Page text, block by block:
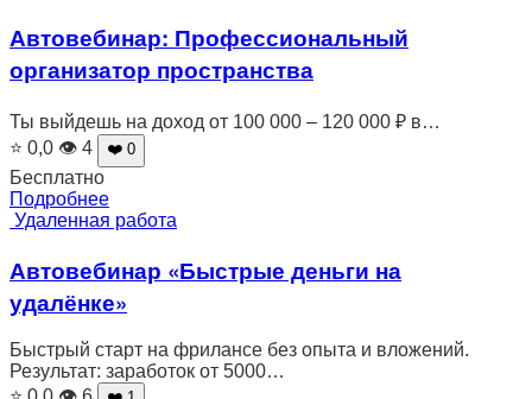
Автовебинар: Профессиональный
организатор пространства
Ты выйдешь на доход от 100 000 – 120 000 ₽ в…
⭐ 0,0 👁 4 ❤️ 0
Бесплатно
Подробнее
Удаленная работа
Автовебинар «Быстрые деньги на
удалёнке»
Быстрый старт на фрилансе без опыта и вложений.
Результат: заработок от 5000…